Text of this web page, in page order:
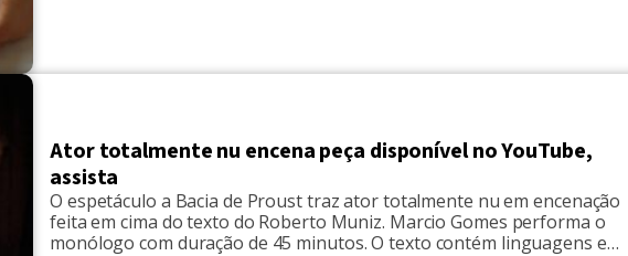
Ator totalmente nu encena peça disponível no YouTube,
assista
O espetáculo a Bacia de Proust traz ator totalmente nu em encenação
feita em cima do texto do Roberto Muniz. Marcio Gomes performa o
monólogo com duração de 45 minutos. O texto contém linguagens e